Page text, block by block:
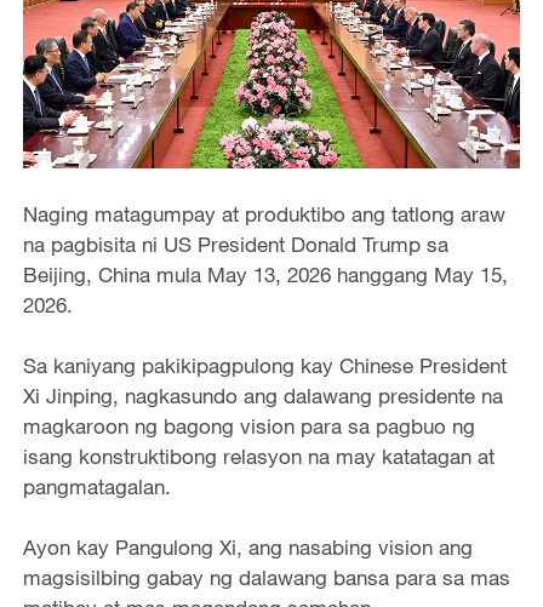
Naging matagumpay at produktibo ang tatlong araw
na pagbisita ni US President Donald Trump sa
Beijing, China mula May 13, 2026 hanggang May 15,
2026.
Sa kaniyang pakikipagpulong kay Chinese President
Xi Jinping, nagkasundo ang dalawang presidente na
magkaroon ng bagong vision para sa pagbuo ng
isang konstruktibong relasyon na may katatagan at
pangmatagalan.
Ayon kay Pangulong Xi, ang nasabing vision ang
magsisilbing gabay ng dalawang bansa para sa mas